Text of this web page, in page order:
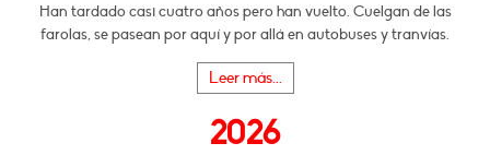
Han tardado casi cuatro años pero han vuelto. Cuelgan de las
farolas, se pasean por aquí y por allá en autobuses y tranvías.
Leer más...
2026